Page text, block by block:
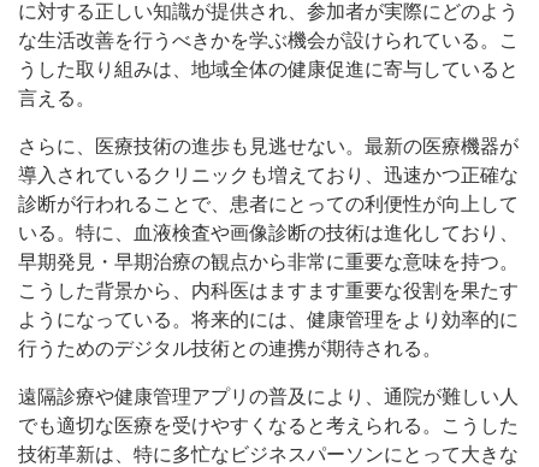
に対する正しい知識が提供され、参加者が実際にどのよう
な生活改善を行うべきかを学ぶ機会が設けられている。こ
うした取り組みは、地域全体の健康促進に寄与していると
言える。
さらに、医療技術の進歩も見逃せない。最新の医療機器が
導入されているクリニックも増えており、迅速かつ正確な
診断が行われることで、患者にとっての利便性が向上して
いる。特に、血液検査や画像診断の技術は進化しており、
早期発見・早期治療の観点から非常に重要な意味を持つ。
こうした背景から、内科医はますます重要な役割を果たす
ようになっている。将来的には、健康管理をより効率的に
行うためのデジタル技術との連携が期待される。
遠隔診療や健康管理アプリの普及により、通院が難しい人
でも適切な医療を受けやすくなると考えられる。こうした
技術革新は、特に多忙なビジネスパーソンにとって大きな